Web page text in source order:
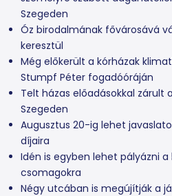
Szegeden
Óz birodalmának fővárosává
keresztül
Még előkerült a kórházak
Stumpf Péter fogadóóráján
Telt házas előadásokkal zárult a
Szegeden
Augusztus 20-ig lehet
díjaira
Idén is egyben lehet pályázni
csomagokra
Négy utcában is megújítják a